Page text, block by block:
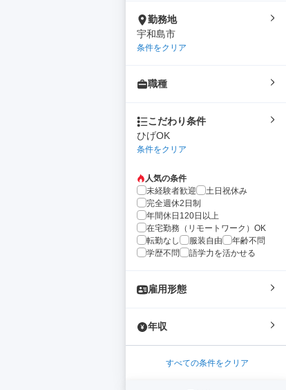
勤務地
宇和島市
条件をクリア
職種
こだわり条件
ひげOK
条件をクリア
人気の条件
未経験者歓迎
土日祝休み
完全週休2日制
年間休日120日以上
在宅勤務（リモートワーク）OK
転勤なし
服装自由
年齢不問
学歴不問
語学力を活かせる
雇用形態
年収
すべての条件をクリア